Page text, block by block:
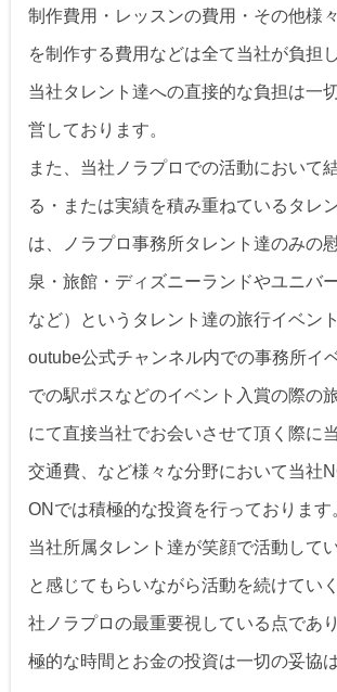
制作費用・レッスンの費用・その他様
を制作する費用などは全て当社が負担
当社タレント達への直接的な負担は一
営しております。
また、当社ノラプロでの活動において
る・または実績を積み重ねているタレ
は、ノラプロ事務所タレント達のみの
泉・旅館・ディズニーランドやユニバ
など）というタレント達の旅行イベン
outube公式チャンネル内での事務所イ
での駅ポスなどのイベント入賞の際の
にて直接当社でお会いさせて頂く際に
交通費、など様々な分野において当社
ONでは積極的な投資を行っております
当社所属タレント達が笑顔で活動して
と感じてもらいながら活動を続けてい
社ノラプロの最重要視している点であ
極的な時間とお金の投資は一切の妥協